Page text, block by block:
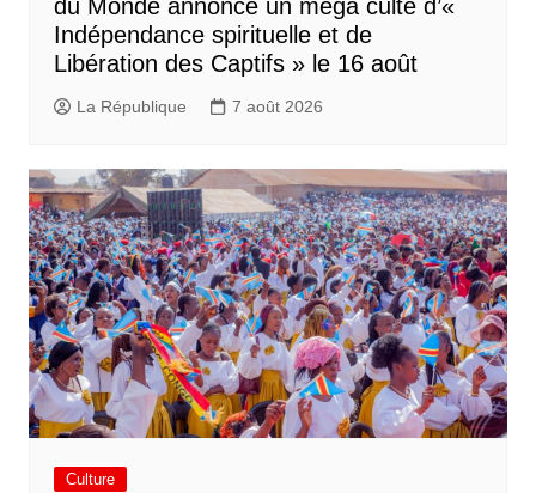
du Monde annonce un méga culte d’«
Indépendance spirituelle et de
Libération des Captifs » le 16 août
La République 7 août 2026
Culture